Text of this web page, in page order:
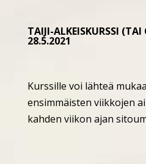
TAIJI-ALKEISKURSSI
28.5.2021
Kurssille voi lähteä
ensimmäisten viikkojen
kahden viikon ajan